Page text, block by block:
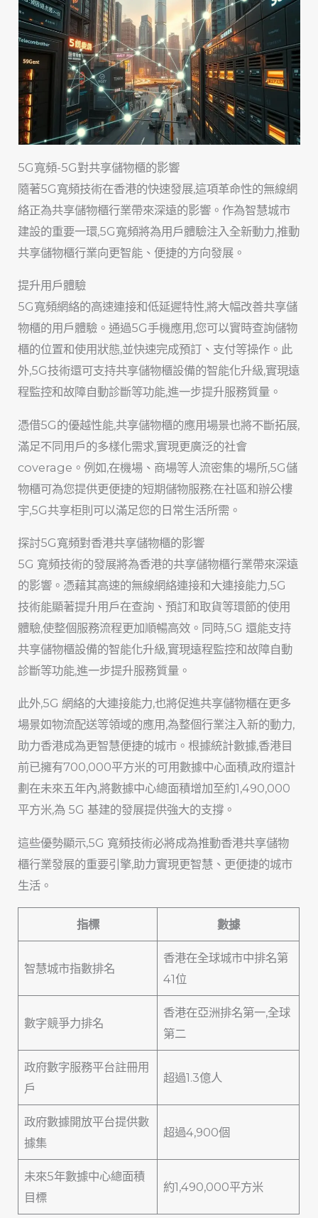
5G寬頻-5G對共享儲物櫃的影響
隨著5G寬頻技術在香港的快速發展,這項革命性的無線網
絡正為共享儲物櫃行業帶來深遠的影響。作為智慧城市
建設的重要一環,5G寬頻將為用戶體驗注入全新動力,推動
共享儲物櫃行業向更智能、便捷的方向發展。
提升用戶體驗
5G寬頻網絡的高速連接和低延遲特性,將大幅改善共享儲
物櫃的用戶體驗。通過5G手機應用,您可以實時查詢儲物
櫃的位置和使用狀態,並快速完成預訂、支付等操作。此
外,5G技術還可支持共享儲物櫃設備的智能化升級,實現遠
程監控和故障自動診斷等功能,進一步提升服務質量。
憑借5G的優越性能,共享儲物櫃的應用場景也將不斷拓展,
滿足不同用戶的多樣化需求,實現更廣泛的社會
coverage。例如,在機場、商場等人流密集的場所,5G儲
物櫃可為您提供更便捷的短期儲物服務;在社區和辦公樓
宇,5G共享柜則可以滿足您的日常生活所需。
探討5G寬頻對香港共享儲物櫃的影響
5G 寬頻技術的發展將為香港的共享儲物櫃行業帶來深遠
的影響。憑藉其高速的無線網絡連接和大連接能力,5G
技術能顯著提升用戶在查詢、預訂和取貨等環節的使用
體驗,使整個服務流程更加順暢高效。同時,5G 還能支持
共享儲物櫃設備的智能化升級,實現遠程監控和故障自動
診斷等功能,進一步提升服務質量。
此外,5G 網絡的大連接能力,也將促進共享儲物櫃在更多
場景如物流配送等領域的應用,為整個行業注入新的動力,
助力香港成為更智慧便捷的城市。根據統計數據,香港目
前已擁有700,000平方米的可用數據中心面積,政府還計
劃在未來五年內,將數據中心總面積增加至約1,490,000
平方米,為 5G 基建的發展提供強大的支撐。
這些優勢顯示,5G 寬頻技術必將成為推動香港共享儲物
櫃行業發展的重要引擎,助力實現更智慧、更便捷的城市
生活。
指標 數據
智慧城市指數排名
香港在全球城市中排名第
41位
數字競爭力排名
香港在亞洲排名第一,全球
第二
政府數字服務平台註冊用
戶
超過1.3億人
政府數據開放平台提供數
據集
超過4,900個
未來5年數據中心總面積
目標
約1,490,000平方米